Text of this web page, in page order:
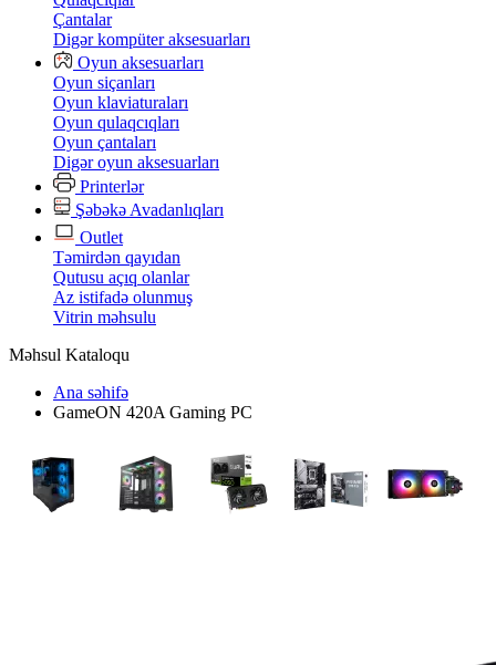
Çantalar
Digər kompüter aksesuarları
Oyun aksesuarları
Oyun siçanları
Oyun klaviaturaları
Oyun qulaqcıqları
Oyun çantaları
Digər oyun aksesuarları
Printerlər
Şəbəkə Avadanlıqları
Outlet
Təmirdən qayıdan
Qutusu açıq olanlar
Az istifadə olunmuş
Vitrin məhsulu
Məhsul Kataloqu
Ana səhifə
GameON 420A Gaming PC